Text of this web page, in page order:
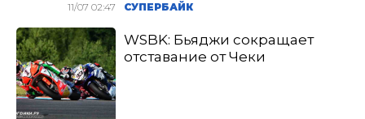
11/07 02:47 СУПЕРБАЙК
WSBK: Бьяджи сокращает
отставание от Чеки